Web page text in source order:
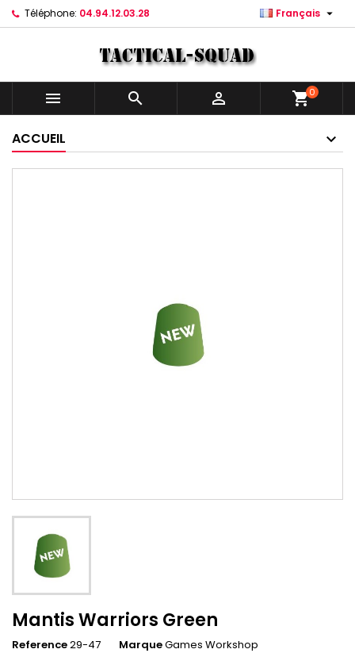
Téléphone: 04.94.12.03.28 Français 
   shopping_cart0
ACCUEIL
Mantis Warriors Green
Reference29-47 MarqueGames Workshop